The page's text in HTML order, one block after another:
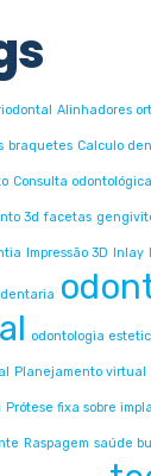
Alinhadores
braquetes Calculo
Consulta odontológica
3d facetas
Impressão 3D Inlay
odontologia
Planejamento virtual
Prótese fixa sobre
Raspagem saúde